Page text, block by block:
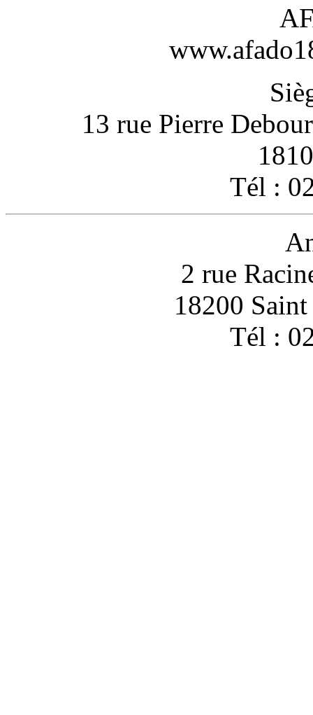
13 rue Pierre
Tél :
2 rue
18200
Tél :